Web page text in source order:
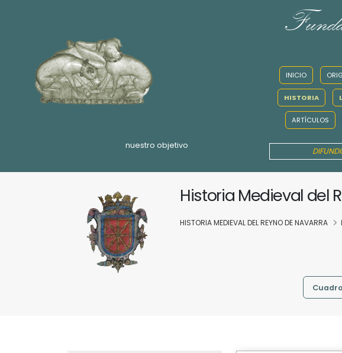
nuestro objetivo
INICIO
HISTORIA
ARTÍCULOS
Historia Medieval del
HISTORIA MEDIEVAL DEL REYNO DE NAVARRA